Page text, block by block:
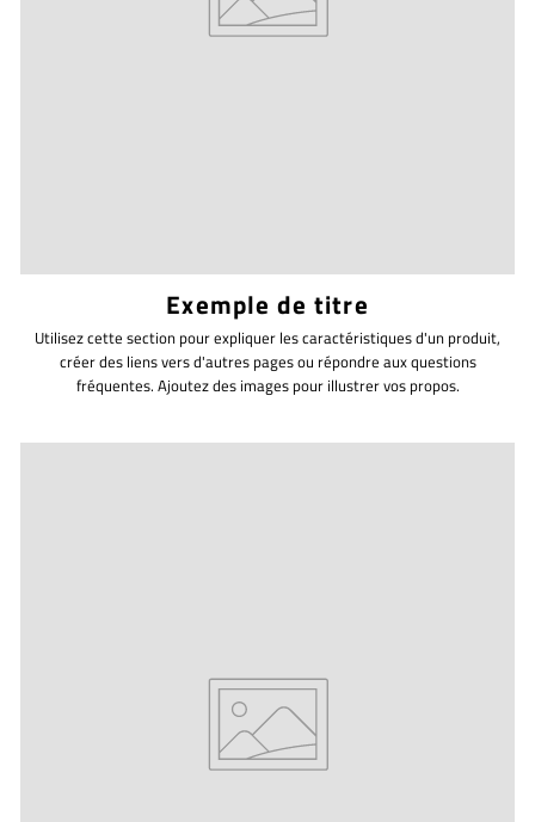
Exemple de titre
Utilisez cette section pour expliquer les caractéristiques d'un produit,
créer des liens vers d'autres pages ou répondre aux questions
fréquentes. Ajoutez des images pour illustrer vos propos.